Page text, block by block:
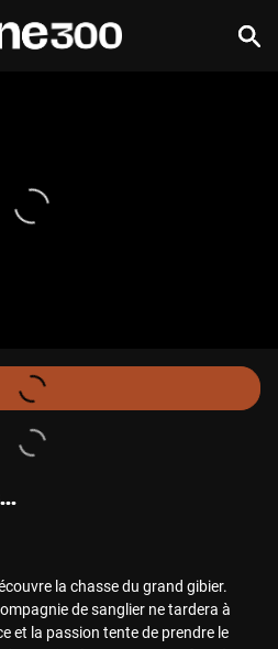
la chasse du grand gibier.
de sanglier ne tardera à
et la passion tente de prendre le